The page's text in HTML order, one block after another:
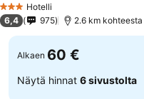
3 Tähtiluokitus
Hotelli
6,4 975 2.6 km
Alkaen 60 €
Näytä hinnat 6 sivustolta